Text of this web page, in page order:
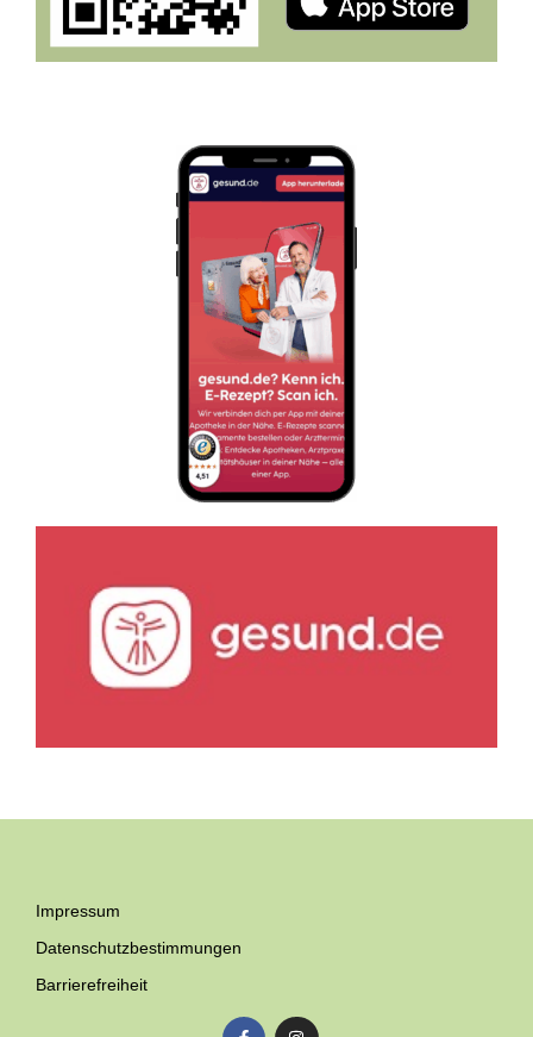
Impressum
Datenschutzbestimmungen
Barrierefreiheit